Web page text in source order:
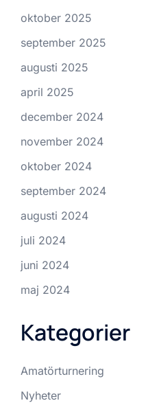
oktober 2025
september 2025
augusti 2025
april 2025
december 2024
november 2024
oktober 2024
september 2024
augusti 2024
juli 2024
juni 2024
maj 2024
Kategorier
Amatörturnering
Nyheter